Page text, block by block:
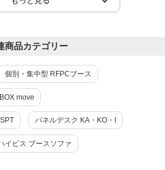
商品カテゴリー
個別・集中型 RFPCブース
move
パネルデスク KA・KO・I
イビス ブースソファ